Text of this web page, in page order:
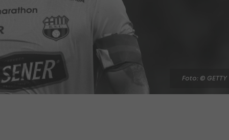
Foto: © GETTY